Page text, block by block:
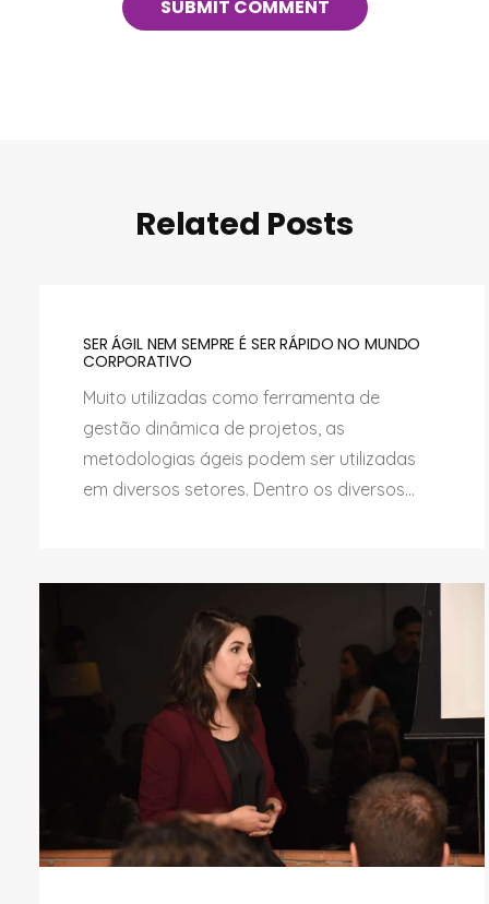
Related Posts
SER ÁGIL NEM SEMPRE É SER RÁPIDO NO MUNDO
CORPORATIVO
Muito utilizadas como ferramenta de
gestão dinâmica de projetos, as
metodologias ágeis podem ser utilizadas
em diversos setores. Dentro os diversos...